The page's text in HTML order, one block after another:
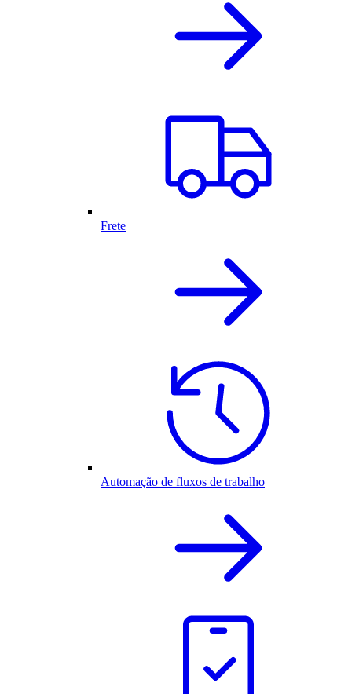
Frete
Automação de fluxos de trabalho